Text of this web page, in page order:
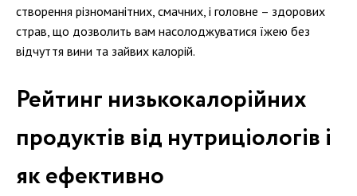
створення різноманітних, смачних, і головне – здорових
страв, що дозволить вам насолоджуватися їжею без
відчуття вини та зайвих калорій.
Рейтинг низькокалорійних
продуктів від нутриціологів і
як ефективно